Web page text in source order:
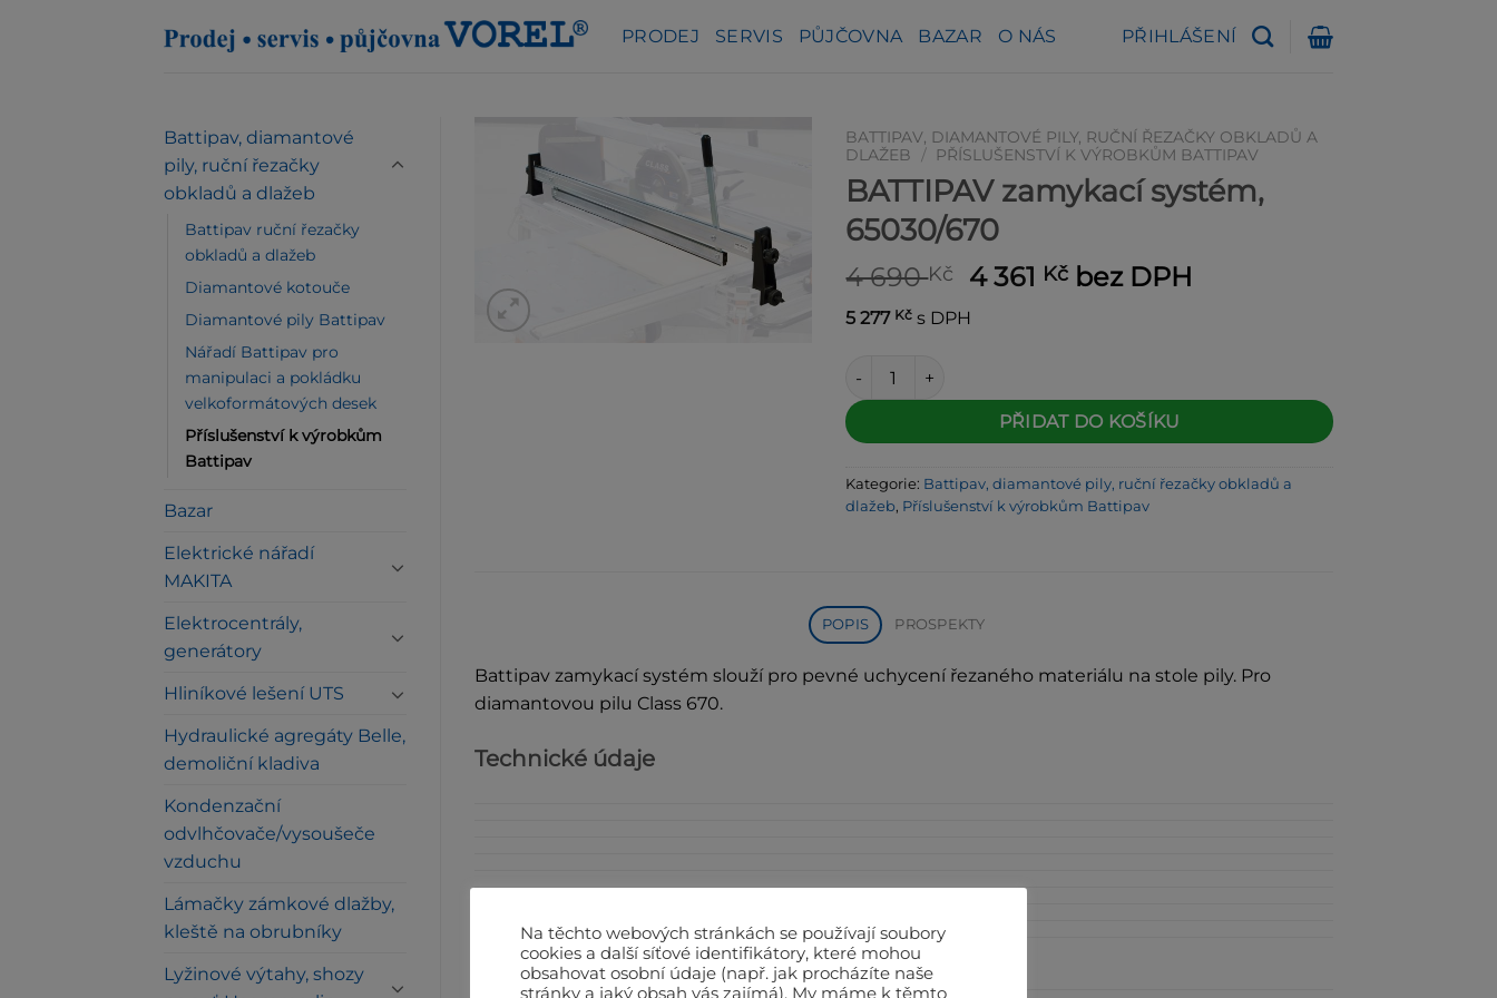
PRODEJ SERVIS PŮJČOVNA BAZAR O NÁS PŘIHLÁŠENÍ
Battipav, diamantové
pily, ruční řezačky
obkladů a dlažeb
Battipav ruční řezačky
obkladů a dlažeb
Diamantové kotouče
Diamantové pily Battipav
Nářadí Battipav pro
manipulaci a pokládku
velkoformátových desek
Příslušenství k výrobkům
Battipav
Bazar
Elektrické nářadí
MAKITA
Elektrocentrály,
generátory
Hliníkové lešení UTS
Hydraulické agregáty Belle,
demoliční kladiva
Kondenzační
odvlhčovače/vysoušeče
vzduchu
Lámačky zámkové dlažby,
kleště na obrubníky
Lyžinové výtahy, shozy
BATTIPAV, DIAMANTOVÉ PILY, RUČNÍ ŘEZAČKY OBKLADŮ A
DLAŽEB
/ PŘÍSLUŠENSTVÍ K VÝROBKŮM BATTIPAV
BATTIPAV zamykací systém,
65030/670
4 690Kč
Původní
cena
byla:
4 361 KčAktuální
bez DPH
5 277 Kč s DPH
BATTIPAV zamykací systém, 65030/670 množství
PŘIDAT DO KOŠÍKU
Alternative:
Kategorie: Battipav, diamantové pily, ruční řezačky obkladů a
dlažeb, Příslušenství k výrobkům Battipav
POPIS PROSPEKTY
Battipav zamykací systém slouží pro pevné uchycení řezaného materiálu na stole pily. Pro
diamantovou pilu Class 670.
Technické údaje
Na těchto webových stránkách se používají soubory
cookies a další síťové identifikátory, které mohou
obsahovat osobní údaje (např. jak procházíte naše
stránky a jaký obsah vás zajímá). My máme k těmto